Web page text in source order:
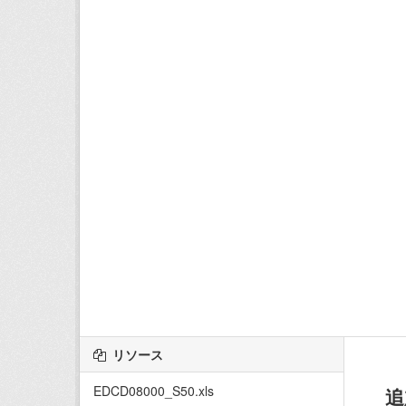
リソース
EDCD08000_S50.xls